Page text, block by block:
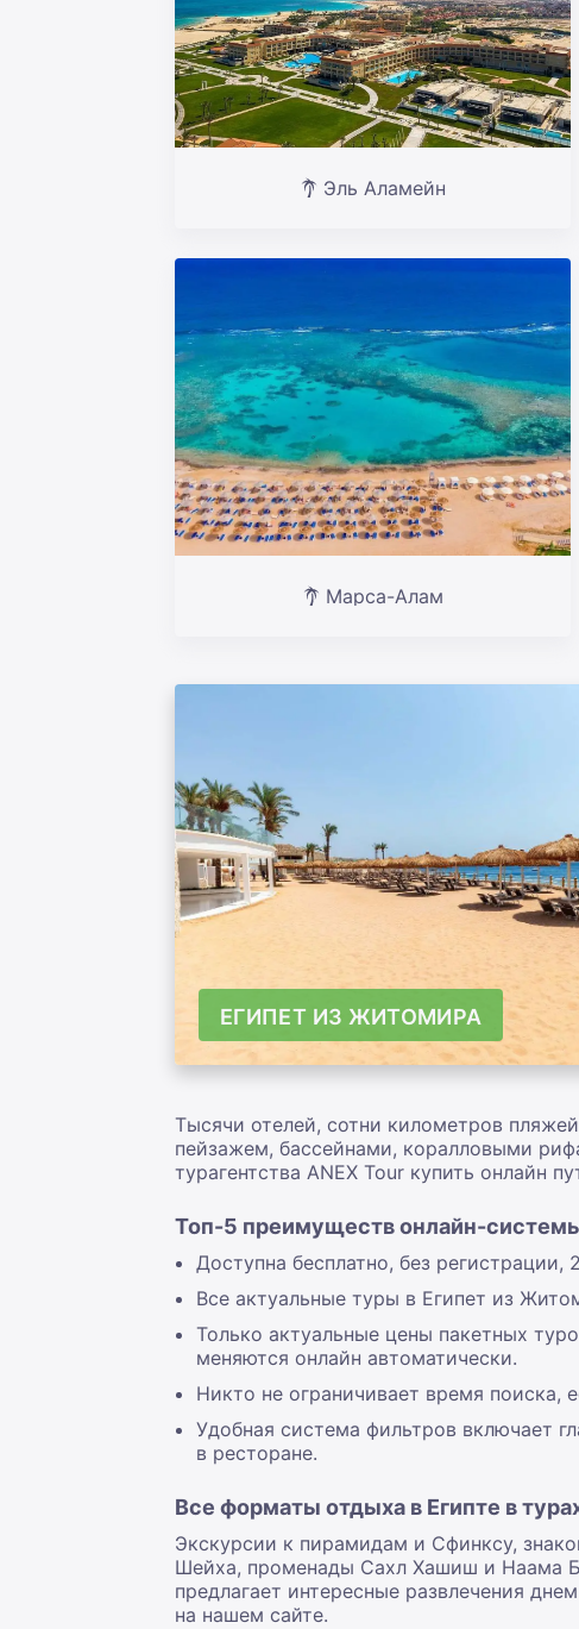
Эль Аламейн
Марса-Алам
ЕГИПЕТ ИЗ ЖИТОМИРА
Тысячи отелей, сотни километров
пейзажем, бассейнами, коралловыми
турагентства ANEX Tour купить онлайн
Топ-5 преимуществ онлайн-
Доступна бесплатно, без
Все актуальные туры в Египет из
Только актуальные цены пакетных
меняются онлайн автоматически.
Никто не ограничивает время поиска,
Удобная система фильтров включает
в ресторане.
Все форматы отдыха в Египте в
Экскурсии к пирамидам и Сфинксу,
Шейха, променады Сахл Хашиш и Наама
предлагает интересные развлечения
на нашем сайте.